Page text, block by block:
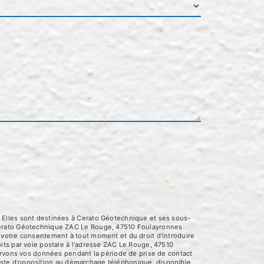
sont destinées à Cerato Géotechnique et ses sous-
Géotechnique ZAC Le Rouge, 47510 Foulayronnes
consentement à tout moment et du droit d’introduire
par voie postale à l'adresse ZAC Le Rouge, 47510
vos données pendant la période de prise de contact
d'opposition au démarchage téléphonique, disponible